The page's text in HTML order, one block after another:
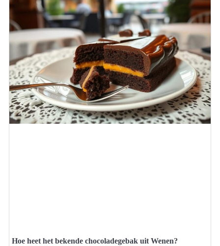
Hoe heet het bekende chocoladegebak uit Wenen?